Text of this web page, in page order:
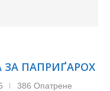
ПАПРИҐАРОХ
386 Опатрене